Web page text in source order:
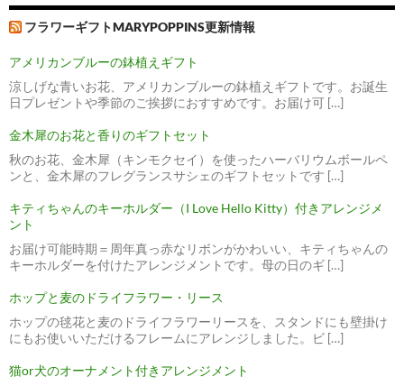
フラワーギフトMARYPOPPINS更新情報
アメリカンブルーの鉢植えギフト
涼しげな青いお花、アメリカンブルーの鉢植えギフトです。お誕生
日プレゼントや季節のご挨拶におすすめです。お届け可 […]
金木犀のお花と香りのギフトセット
秋のお花、金木犀（キンモクセイ）を使ったハーバリウムボールペ
ンと、金木犀のフレグランスサシェのギフトセットです […]
キティちゃんのキーホルダー（I Love Hello Kitty）付きアレンジメ
ント
お届け可能時期＝周年真っ赤なリボンがかわいい、キティちゃんの
キーホルダーを付けたアレンジメントです。母の日のギ […]
ホップと麦のドライフラワー・リース
ホップの毬花と麦のドライフラワーリースを、スタンドにも壁掛け
にもお使いいただけるフレームにアレンジしました。ビ […]
猫or犬のオーナメント付きアレンジメント